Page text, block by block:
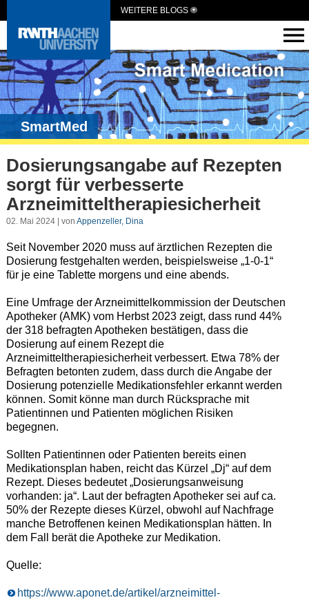
WEITERE BLOGS
SmartMed
Dosierungsangabe auf Rezepten
sorgt für verbesserte
Arzneimitteltherapiesicherheit
02. Mai 2024 | von Appenzeller, Dina
Seit November 2020 muss auf ärztlichen Rezepten die
Dosierung festgehalten werden, beispielsweise „1-0-1“
für je eine Tablette morgens und eine abends.
Eine Umfrage der Arzneimittelkommission der Deutschen
Apotheker (AMK) vom Herbst 2023 zeigt, dass rund 44%
der 318 befragten Apotheken bestätigen, dass die
Dosierung auf einem Rezept die
Arzneimitteltherapiesicherheit verbessert. Etwa 78% der
Befragten betonten zudem, dass durch die Angabe der
Dosierung potenzielle Medikationsfehler erkannt werden
können. Somit könne man durch Rücksprache mit
Patientinnen und Patienten möglichen Risiken
begegnen.
Sollten Patientinnen oder Patienten bereits einen
Medikationsplan haben, reicht das Kürzel „Dj“ auf dem
Rezept. Dieses bedeutet „Dosierungsanweisung
vorhanden: ja“. Laut der befragten Apotheker sei auf ca.
50% der Rezepte dieses Kürzel, obwohl auf Nachfrage
manche Betroffenen keinen Medikationsplan hätten. In
dem Fall berät die Apotheke zur Medikation.
Quelle:
https://www.aponet.de/artikel/arzneimittel-